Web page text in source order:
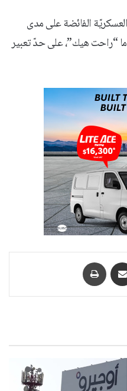
الفائضة على مدى
“راحت هيك”، على حدّ تعبير
مشاركة عبر البريد